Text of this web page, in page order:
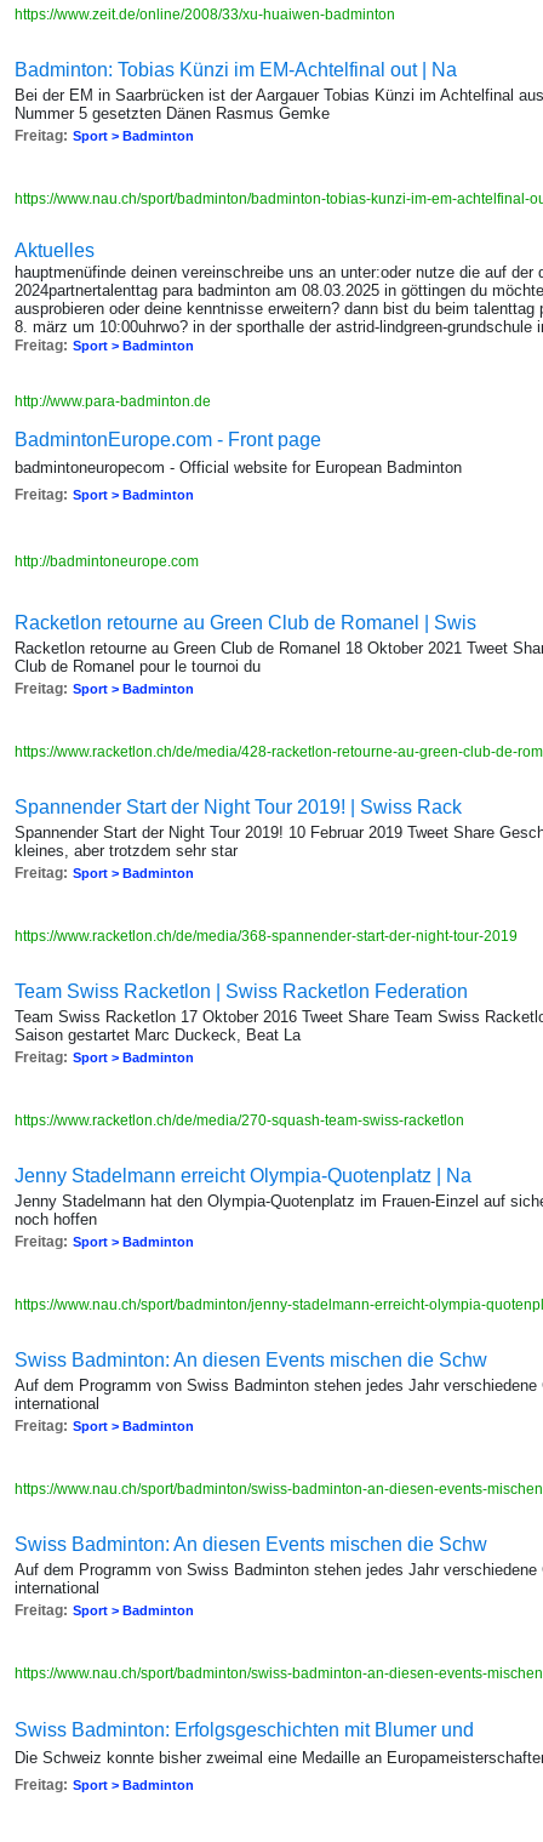
https://www.zeit.de/online/2008/33/xu-huaiwen-badminton
Badminton: Tobias Künzi im EM-Achtelfinal out | Na
Bei der EM in Saarbrücken ist der Aargauer Tobias Künzi im Achtelfinal
Nummer 5 gesetzten Dänen Rasmus Gemke
Freitag: Sport > Badminton
https://www.nau.ch/sport/badminton/badminton-tobias-kunzi-im-em-achtelfinal-
Aktuelles
hauptmenüfinde deinen vereinschreibe uns an unter:oder nutze die auf
2024partnertalenttag para badminton am 08.03.2025 in göttingen du
ausprobieren oder deine kenntnisse erweitern? dann bist du beim
8. märz um 10:00uhrwo? in der sporthalle der astrid-lindgreen-grundschule
Freitag: Sport > Badminton
http://www.para-badminton.de
BadmintonEurope.com - Front page
badmintoneuropecom - Official website for European Badminton
Freitag: Sport > Badminton
http://badmintoneurope.com
Racketlon retourne au Green Club de Romanel | Swis
Racketlon retourne au Green Club de Romanel 18 Oktober 2021 Tweet
Club de Romanel pour le tournoi du
Freitag: Sport > Badminton
https://www.racketlon.ch/de/media/428-racketlon-retourne-au-green-club-de-
Spannender Start der Night Tour 2019! | Swiss Rack
Spannender Start der Night Tour 2019! 10 Februar 2019 Tweet Share
kleines, aber trotzdem sehr star
Freitag: Sport > Badminton
https://www.racketlon.ch/de/media/368-spannender-start-der-night-tour-2019
Team Swiss Racketlon | Swiss Racketlon Federation
Team Swiss Racketlon 17 Oktober 2016 Tweet Share Team Swiss
Saison gestartet Marc Duckeck, Beat La
Freitag: Sport > Badminton
https://www.racketlon.ch/de/media/270-squash-team-swiss-racketlon
Jenny Stadelmann erreicht Olympia-Quotenplatz | Na
Jenny Stadelmann hat den Olympia-Quotenplatz im Frauen-Einzel auf
noch hoffen
Freitag: Sport > Badminton
https://www.nau.ch/sport/badminton/jenny-stadelmann-erreicht-olympia-
Swiss Badminton: An diesen Events mischen die Schw
Auf dem Programm von Swiss Badminton stehen jedes Jahr
international
Freitag: Sport > Badminton
https://www.nau.ch/sport/badminton/swiss-badminton-an-diesen-events-
Swiss Badminton: An diesen Events mischen die Schw
Auf dem Programm von Swiss Badminton stehen jedes Jahr
international
Freitag: Sport > Badminton
https://www.nau.ch/sport/badminton/swiss-badminton-an-diesen-events-
Swiss Badminton: Erfolgsgeschichten mit Blumer und
Die Schweiz konnte bisher zweimal eine Medaille an
Freitag: Sport > Badminton